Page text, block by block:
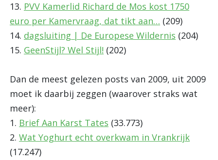
13. PVV Kamerlid Richard de Mos kost 1750
euro per Kamervraag, dat tikt aan… (209)
14. dagsluiting | De Europese Wildernis (204)
15. GeenStijl? Wel Stijl! (202)
Dan de meest gelezen posts van 2009, uit 2009
moet ik daarbij zeggen (waarover straks wat
meer):
1. Brief Aan Karst Tates (33.773)
2. Wat Yoghurt echt overkwam in Vrankrijk
(17.247)